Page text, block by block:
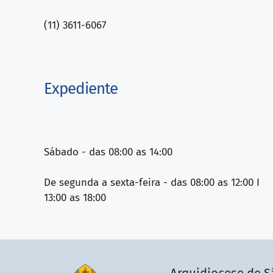
(11) 3611-6067
Expediente
Sábado - das 08:00 as 14:00
De segunda a sexta-feira - das 08:00 as 12:00 I
13:00 as 18:00